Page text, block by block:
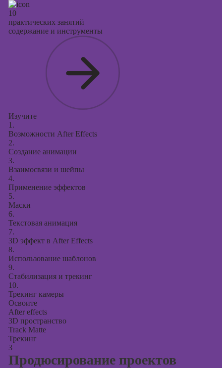
10
практических занятий
содержание и инструменты
Изучите
1.
Возможности After Effects
2.
Создание анимации
3.
Взаимосвязи и шейпы
4.
Применение эффектов
5.
Маски
6.
Текстовая анимация
7.
3D эффект в After Effects
8.
Использование шаблонов
9.
Стабилизация и трекинг
10.
Трекинг камеры
Освоите
After effects
3D пространство
Track Matte
Трекинг
3
Продюсирование проектов